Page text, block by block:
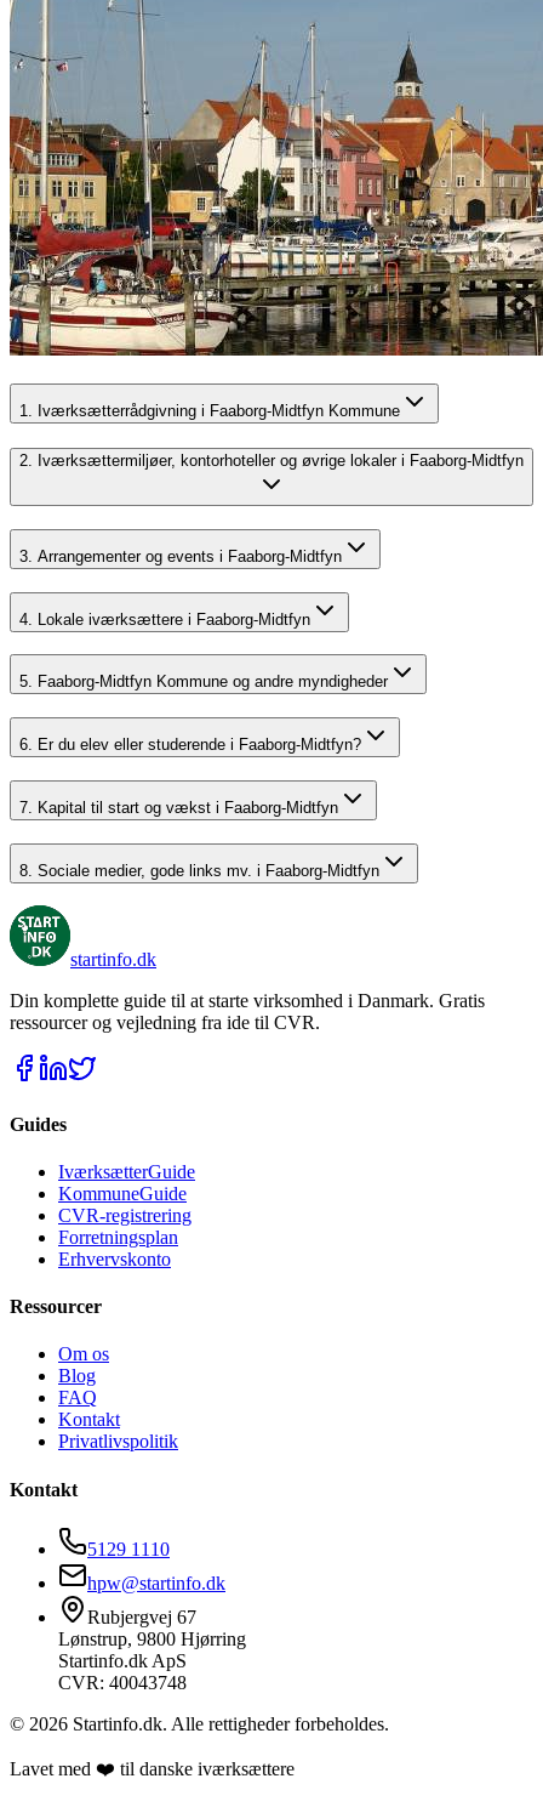
1. Iværksætterrådgivning i Faaborg-Midtfyn Kommune
2. Iværksættermiljøer, kontorhoteller og øvrige lokaler i Faaborg-Midtfyn
3. Arrangementer og events i Faaborg-Midtfyn
4. Lokale iværksættere i Faaborg-Midtfyn
5. Faaborg-Midtfyn Kommune og andre myndigheder
6. Er du elev eller studerende i Faaborg-Midtfyn?
7. Kapital til start og vækst i Faaborg-Midtfyn
8. Sociale medier, gode links mv. i Faaborg-Midtfyn
startinfo.dk
Din komplette guide til at starte virksomhed i Danmark. Gratis
ressourcer og vejledning fra ide til CVR.
Guides
IværksætterGuide
KommuneGuide
CVR-registrering
Forretningsplan
Erhvervskonto
Ressourcer
Om os
Blog
FAQ
Kontakt
Privatlivspolitik
Kontakt
5129 1110
hpw@startinfo.dk
Rubjergvej 67
Lønstrup, 9800 Hjørring
Startinfo.dk ApS
CVR: 40043748
© 2026 Startinfo.dk. Alle rettigheder forbeholdes.
Lavet med ❤️ til danske iværksættere